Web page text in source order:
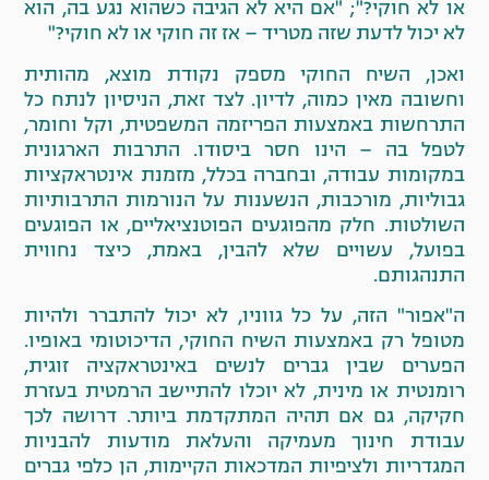
או לא חוקי?"; "אם היא לא הגיבה כשהוא נגע בה, הוא
לא יכול לדעת שזה מטריד – אז זה חוקי או לא חוקי?"
ואכן, השיח החוקי מספק נקודת מוצא, מהותית
וחשובה מאין כמוה, לדיון. לצד זאת, הניסיון לנתח כל
התרחשות באמצעות הפריזמה המשפטית, וקל וחומר,
לטפל בה – הינו חסר ביסודו. התרבות הארגונית
במקומות עבודה, ובחברה בכלל, מזמנת אינטראקציות
גבוליות, מורכבות, הנשענות על הנורמות התרבותיות
השולטות. חלק מהפוגעים הפוטנציאליים, או הפוגעים
בפועל, עשויים שלא להבין, באמת, כיצד נחווית
התנהגותם.
ה"אפור" הזה, על כל גווניו, לא יכול להתברר ולהיות
מטופל רק באמצעות השיח החוקי, הדיכוטומי באופיו.
הפערים שבין גברים לנשים באינטראקציה זוגית,
רומנטית או מינית, לא יוכלו להתיישב הרמטית בעזרת
חקיקה, גם אם תהיה המתקדמת ביותר. דרושה לכך
עבודת חינוך מעמיקה והעלאת מודעות להבניות
המגדריות ולציפיות המדכאות הקיימות, הן כלפי גברים